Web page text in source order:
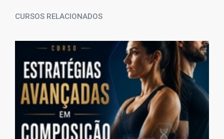
CURSOS RELACIONADOS